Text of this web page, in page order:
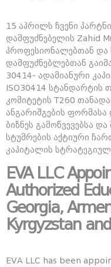
15 აპრილს ჩვენი
დამფუძნებელის Zahid
პროფესიონალებთან და
დამფუძნებლებთან
30414- ადამიანური
ISO30414 სტანდარტის
კომიტეტის T260
ანგარიშგების ფორმასა
ბიზნეს გამოწვევებსა
სტუმრების აქტიური
კაპიტალის
EVA LLC
Authorized
Georgia,
Kyrgyzstan
EVA LLC has been